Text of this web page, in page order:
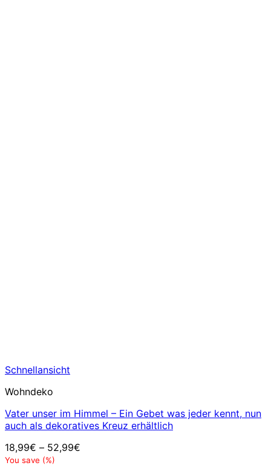
Schnellansicht
Wohndeko
Vater unser im Himmel – Ein Gebet was jeder kennt, nun
auch als dekoratives Kreuz erhältlich
18,99€ – 52,99€
You save (%)